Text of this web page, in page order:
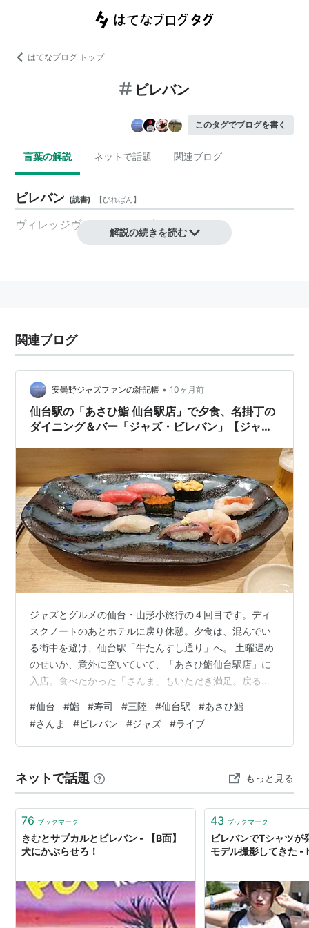
はてなブログ トップ
ビレバン
このタグでブログを書く
言葉の解説 ネットで話題 関連ブログ
ビレバン (読書) 【びればん】
ヴィレッジヴァンガードの略。
解説の続きを読む
関連ブログ
安曇野ジャズファンの雑記帳 • 10ヶ月前
仙台駅の「あさひ鮨 仙台駅店」で夕食、名掛丁の
ダイニング＆バー「ジャズ・ビレバン」【ジャズ
ジャズとグルメの仙台・山形小旅行の４回目です。ディ
スクノートのあとホテルに戻り休憩。夕食は、混んでい
る街中を避け、仙台駅「牛たんすし通り」へ。 土曜遅め
のせいか、意外に空いていて、「あさひ鮨仙台駅店」に
入店。食べたかった「さんま」もいただき満足。戻る途
【おおまかな行程】 （9月27日） ジャズカフェ「コロボ
ックル」→ たんや善治郎多賀城駅店 → ジャズ喫茶「パラ
ゴニアン」 → 仙台 コンフォートホテル → ジャズ喫茶
仙沼あさひ鮨仙台駅店 → 「ビレバン」 （9月28日） 仙
台 → 山形 ジ…
#仙台 #鮨 #寿司 #三陸 #仙台駅 #あさひ鮨
#さんま #ビレバン #ジャズ #ライブ
ネットで話題 もっと見る
76 ブックマーク
きむとサブカルとビレバン - 【B面】
犬にかぶらせろ！
43 ブックマーク
ビレバンでTシャツが
モデル撮影してきた